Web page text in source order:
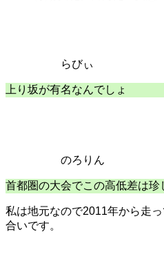
らびぃ
上り坂が有名なんでしょ
のろりん
首都圏の大会でこの高低差は珍
私は地元なので2011年から走
合いです。